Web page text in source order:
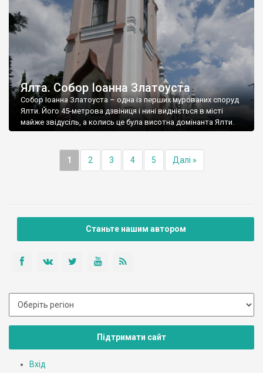
Ялта. Собор Іоанна Златоуста
Собор Іоанна Златоуста – одна із перших мурованих споруд
Ялти. Його 45-метрова дзвіниця і нині видніється в місті
майже звідусіль, а колись це була висотна домінанта Ялти.
1 2 3 4 5 Далі »
Станьте нашим автором
Підтримати сайт
Вхід